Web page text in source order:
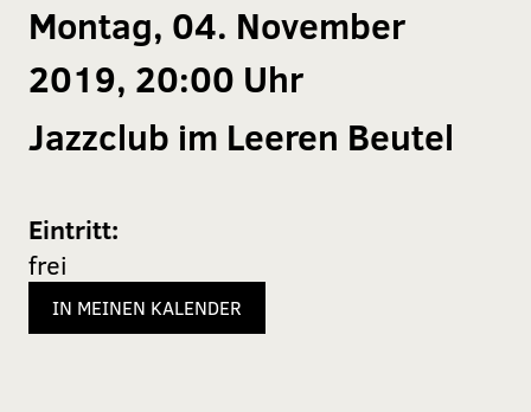
Montag, 04. November
2019, 20:00 Uhr
Jazzclub im Leeren Beutel
Eintritt:
frei
IN MEINEN KALENDER